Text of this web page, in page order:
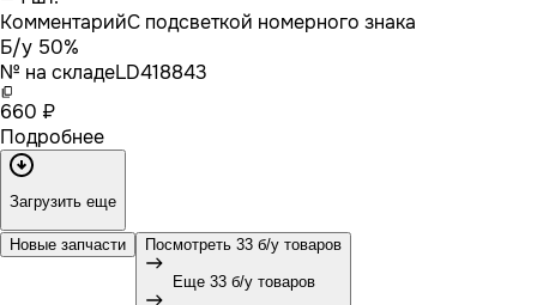
КомментарийС подсветкой номерного знака
Б/у 50%
№ на складеLD418843
660 ₽
Подробнее
Загрузить еще
Новые запчасти Посмотреть 33 б/у товаров
Еще 33 б/у товаров